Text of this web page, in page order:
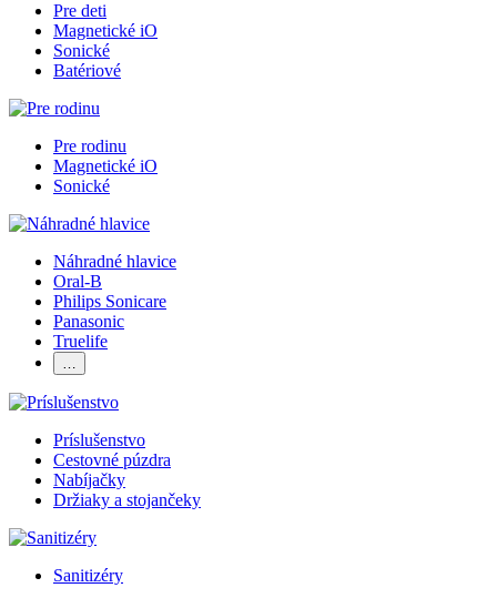
Pre deti
Magnetické iO
Sonické
Batériové
Pre rodinu
Magnetické iO
Sonické
Náhradné hlavice
Oral-B
Philips Sonicare
Panasonic
Truelife
…
Príslušenstvo
Cestovné púzdra
Nabíjačky
Držiaky a stojančeky
Sanitizéry